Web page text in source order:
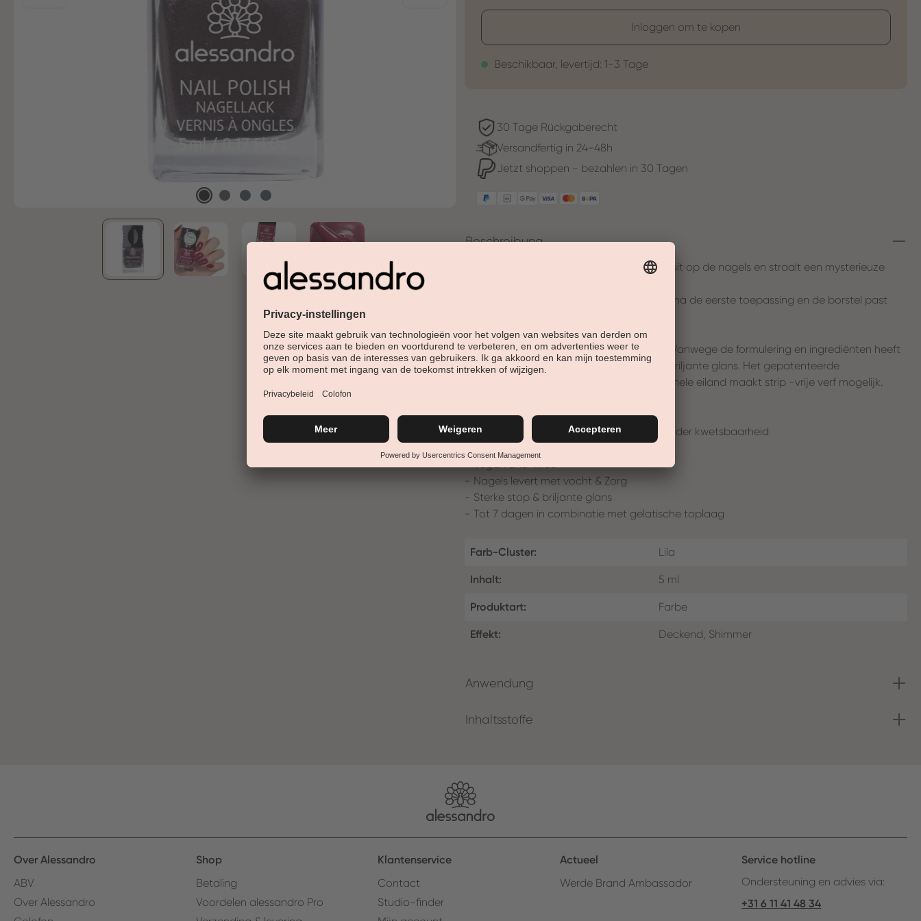
Inloggen om te kopen
Beschikbaar, levertijd: 1-3 Tage
30 Tage Rückgaberecht
Versandfertig in 24-48h
Jetzt shoppen - bezahlen in 30 Tagen
Beschreibung
Ultra -Red Black Red ziet er zondig mooi uit op de nagels en straalt een mysterieuze
De gekleurde verf in Dark Rubin bedekt al na de eerste toepassing en de borstel past
nagellak voor kunst en natuurlijke nagels. Vanwege de formulering en ingrediënten heeft
deze nagellak een zeer hoge dekking en briljante glans. Het gepatenteerde
ontwerpdeksel en geïntegreerde professionele eiland maakt strip -vrije verf mogelijk.
- Bekleding, stralende kleur
- Verbetering van het nageloppervlak, minder kwetsbaarheid
- Nagels levert met vocht & Zorg
- Sterke stop & briljante glans
- Tot 7 dagen in combinatie met gelatische toplaag
Farb-Cluster: Lila
Inhalt: 5 ml
Produktart: Farbe
Effekt: Deckend, Shimmer
Anwendung
Inhaltsstoffe
Over Alessandro
ABV
Over Alessandro
Shop
Betaling
Voordelen alessandro Pro
Klantenservice
Contact
Studio-finder
Actueel
Werde Brand Ambassador
Service hotline
Ondersteuning en advies via:
+31 6 11 41 48 34